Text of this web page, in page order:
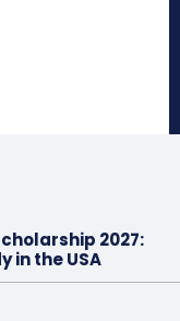
2027:
in the USA